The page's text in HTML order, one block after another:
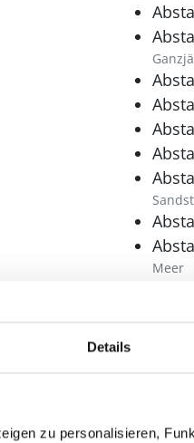
Details
zu personalisieren,
Meer
180 x